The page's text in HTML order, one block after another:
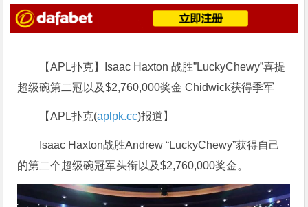
【APL扑克】Isaac Haxton 战胜”LuckyChewy”喜提
超级碗第二冠以及$2,760,000奖金 Chidwick获得季军
【APL扑克(aplpk.cc)报道】
Isaac Haxton战胜Andrew “LuckyChewy”获得自己
的第二个超级碗冠军头衔以及$2,760,000奖金。